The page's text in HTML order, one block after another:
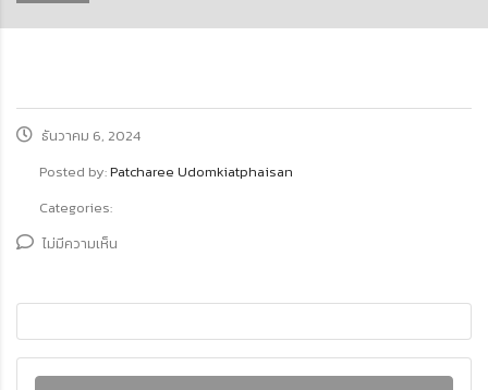
ธันวาคม 6, 2024
Posted by:Patcharee Udomkiatphaisan
Categories:
ไม่มีความเห็น